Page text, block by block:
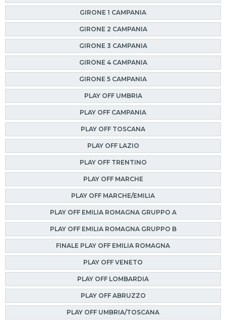
GIRONE 1 CAMPANIA
GIRONE 2 CAMPANIA
GIRONE 3 CAMPANIA
GIRONE 4 CAMPANIA
GIRONE 5 CAMPANIA
PLAY OFF UMBRIA
PLAY OFF CAMPANIA
PLAY OFF TOSCANA
PLAY OFF LAZIO
PLAY OFF TRENTINO
PLAY OFF MARCHE
PLAY OFF MARCHE/EMILIA
PLAY OFF EMILIA ROMAGNA GRUPPO A
PLAY OFF EMILIA ROMAGNA GRUPPO B
FINALE PLAY OFF EMILIA ROMAGNA
PLAY OFF VENETO
PLAY OFF LOMBARDIA
PLAY OFF ABRUZZO
PLAY OFF UMBRIA/TOSCANA